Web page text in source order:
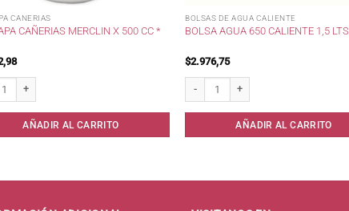
CANERIAS
CAÑERIAS MERCLIN X 500 CC *
AÑADIR AL CARRITO
BOLSAS DE AGUA CALIENTE
BOLSA AGUA 650 CALIENTE 1,5 LTS
$2.976,75
AÑADIR AL CARRITO